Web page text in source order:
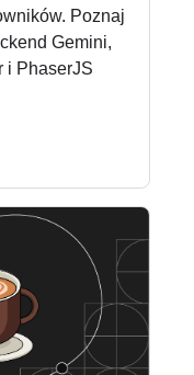
Poznaj
Gemini,
i PhaserJS